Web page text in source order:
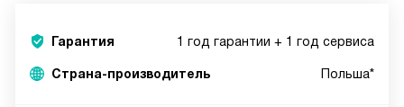
Гарантия 1 год гарантии + 1 год сервиса
Страна-производитель Польша*